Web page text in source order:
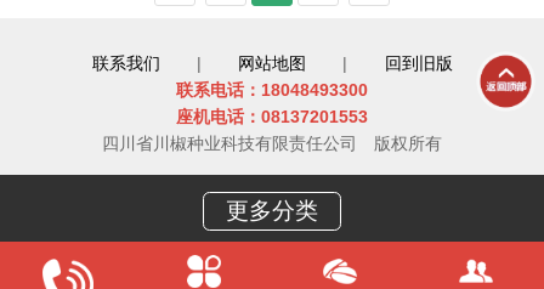
联系我们 网站地图
回到旧版
联系电话：18048493300
座机电话：08137201553
四川省川椒种业科技有限责任公司
版权所有
更多分类